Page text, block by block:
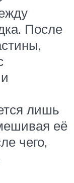
После
лишь
её
чего,